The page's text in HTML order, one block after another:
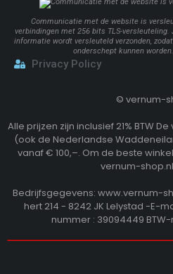
Communicatie met de website is
verbindingen met 256 bits TLS-
informatie wordt versleuteld verzonden,
onderschept kunnen worden.
Privacy Policy
© vernum-
Alle prijzen zijn inclusief 21% BTW
(ook de Nederlandse
vanaf € 100,–. Om de beste
vernum-
Bedrijfsgegevens: www.vernum-
hert 214 - 8242 JK Lelystad -E-
nummer : 39094449 BTW-